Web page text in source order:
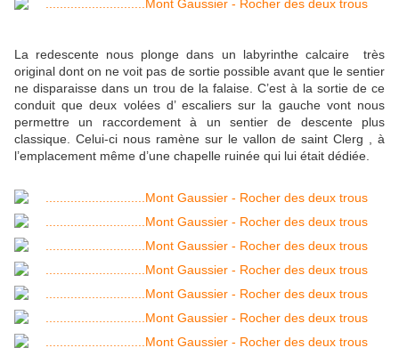
La redescente nous plonge dans un labyrinthe calcaire très
original dont on ne voit pas de sortie possible avant que le sentier
ne disparaisse dans un trou de la falaise. C’est à la sortie de ce
conduit que deux volées d’ escaliers sur la gauche vont nous
permettre un raccordement à un sentier de descente plus
classique. Celui-ci nous ramène sur le vallon de saint Clerg , à
l’emplacement même d’une chapelle ruinée qui lui était dédiée.